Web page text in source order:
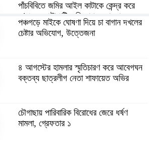
পাঁচবিবিতে জমির আইল কাটাকে কেন্দ্র করে
দু’পক্ষের পাল্টাপাল্টি অভিযোগ ও মামলা
অভিযোগ, থানায় মামলা ধর্ষক গ্রেফতার
দলীয় ঐক্যের স্মারকলিপি
পঞ্চগড়ে মাইকে ঘোষণা দিয়ে চা বাগান দখলের
চেষ্টার অভিযোগ, উত্তেজনা
৪ আগস্টের হামলার স্মৃতিচারণ করে আবেগঘন
বক্তব্য ছাত্রলীগ নেতা শাফায়েত অভির
চৌগাছায় পারিবারিক বিরোধের জেরে ধর্ষণ
মামলা, গ্রেফতার ১